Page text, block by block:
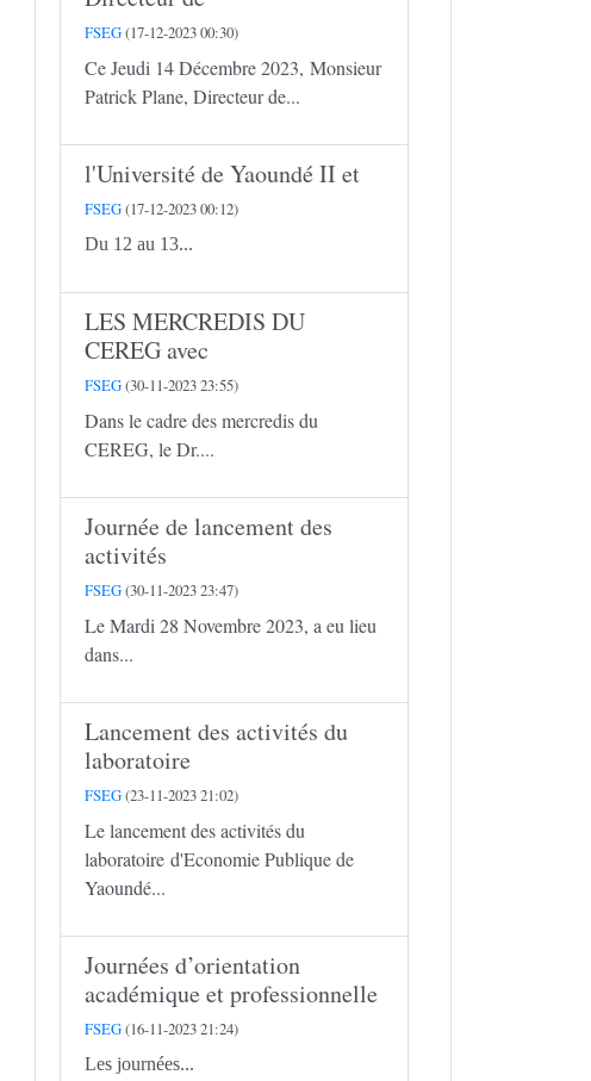
FSEG(17-12-2023 00:30)
Ce Jeudi 14 Décembre 2023, Monsieur
Patrick Plane, Directeur de...
l'Université de Yaoundé II et
FSEG(17-12-2023 00:12)
Du 12 au 13...
LES MERCREDIS DU
CEREG avec
FSEG(30-11-2023 23:55)
Dans le cadre des mercredis du
CEREG, le Dr....
Journée de lancement des
activités
FSEG(30-11-2023 23:47)
Le Mardi 28 Novembre 2023, a eu lieu
dans...
Lancement des activités du
laboratoire
FSEG(23-11-2023 21:02)
Le lancement des activités du
laboratoire d'Economie Publique de
Yaoundé...
Journées d’orientation
académique et professionnelle
FSEG(16-11-2023 21:24)
Les journées...